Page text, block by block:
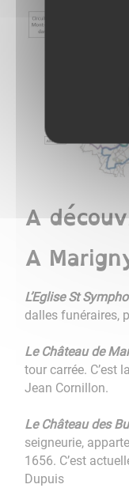
A
A
L’Eglise St
dalles funéraires,
Le Château de
tour carrée. C’est
Jean Cornillon.
Le Château des
seigneurie,
1656. C’est
Dupuis